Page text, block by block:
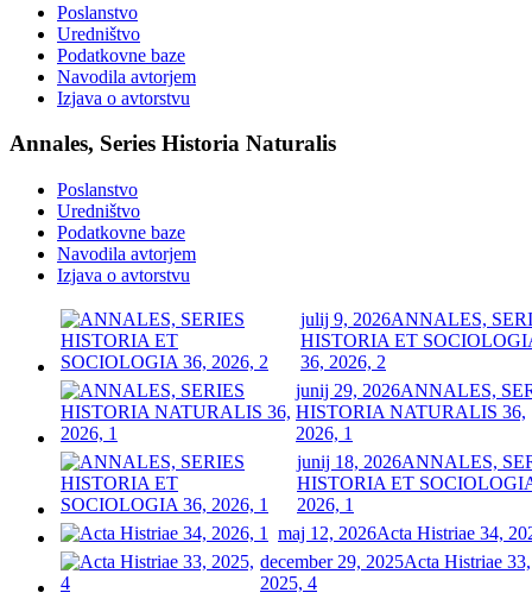
Poslanstvo
Uredništvo
Podatkovne baze
Navodila avtorjem
Izjava o avtorstvu
Annales, Series Historia Naturalis
Poslanstvo
Uredništvo
Podatkovne baze
Navodila avtorjem
Izjava o avtorstvu
julij 9, 2026ANNALES,
HISTORIA ET
36, 2026, 2
junij 29, 2026ANNALES,
HISTORIA NATURALIS 36,
2026, 1
junij 18, 2026ANNALES,
HISTORIA ET
2026, 1
maj 12, 2026Acta Histriae 34,
december 29, 2025Acta Histriae 33,
2025, 4